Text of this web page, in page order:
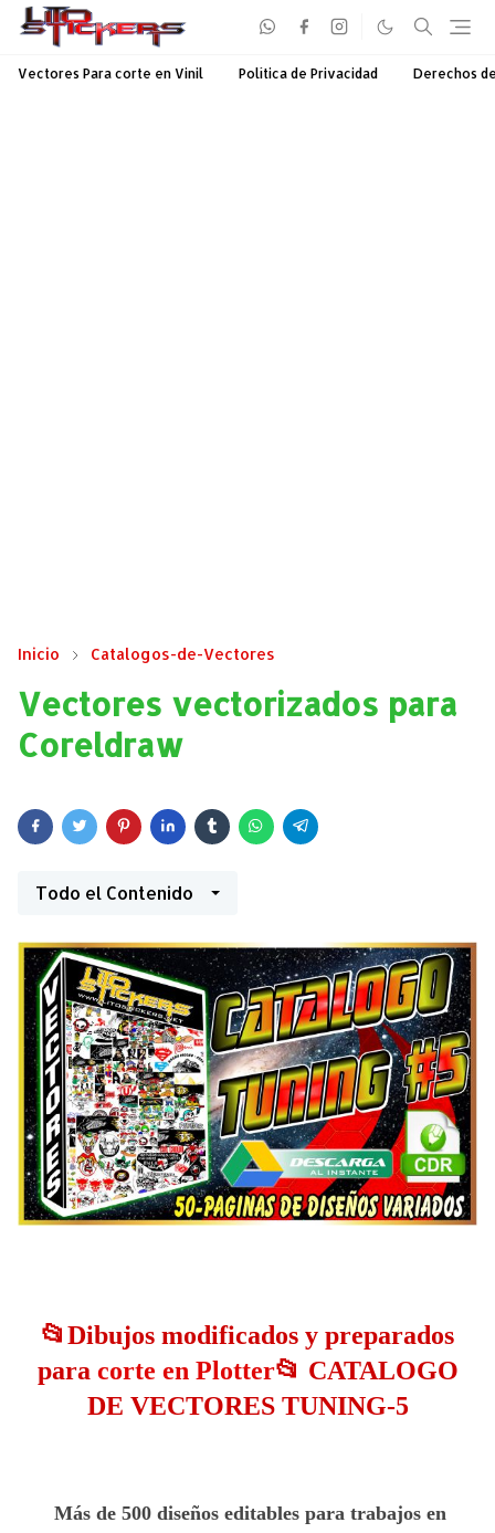
Vectores Para corte en Vinil Política de Privacidad Derechos
Inicio Catalogos-de-Vectores
Vectores vectorizados para
Coreldraw
Todo el Contenido
📂Dibujos modificados y preparados
para corte en Plotter📂 CATALOGO
DE VECTORES TUNING-5
Más de 500 diseños editables para trabajos en